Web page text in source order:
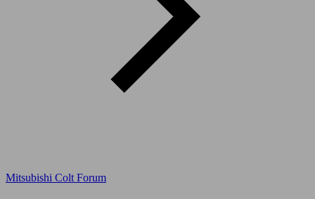
Mitsubishi Colt Forum